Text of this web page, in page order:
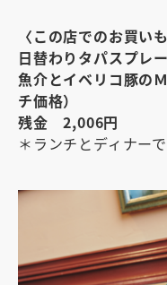
〈この店でのお買い
日替わりタパスプレ
魚介とイベリコ豚の
チ価格）
残金 2,006円
＊ランチとディナー